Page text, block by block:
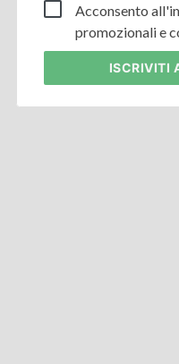
Acconsento
promozionali e
ISCRIVITI